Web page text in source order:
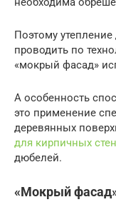
Поэтому
проводить по
«мокрый фасад»
А особенность
это применение
деревянных
для кирпичных стен
дюбелей.
«Мокрый